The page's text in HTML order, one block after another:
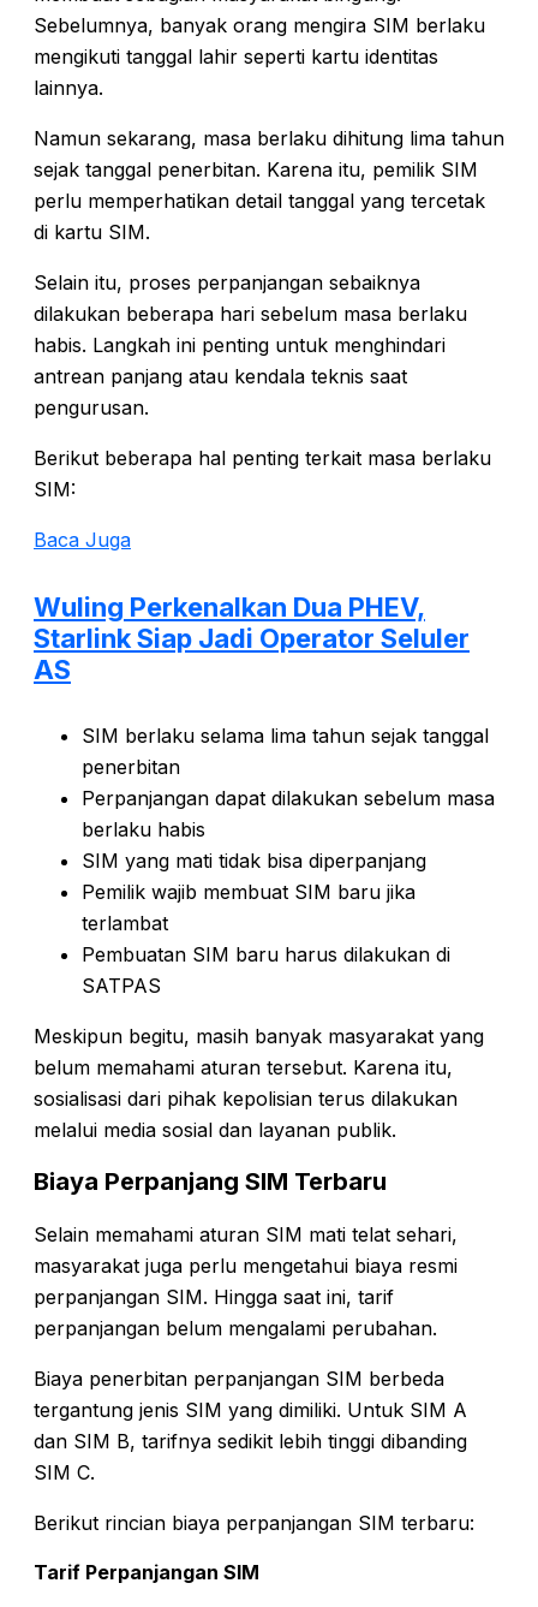
Sebelumnya, banyak orang mengira SIM berlaku
mengikuti tanggal lahir seperti kartu identitas
lainnya.
Namun sekarang, masa berlaku dihitung lima tahun
sejak tanggal penerbitan. Karena itu, pemilik SIM
perlu memperhatikan detail tanggal yang tercetak
di kartu SIM.
Selain itu, proses perpanjangan sebaiknya
dilakukan beberapa hari sebelum masa berlaku
habis. Langkah ini penting untuk menghindari
antrean panjang atau kendala teknis saat
pengurusan.
Berikut beberapa hal penting terkait masa berlaku
SIM:
Baca Juga
Wuling Perkenalkan Dua PHEV,
Starlink Siap Jadi Operator Seluler
AS
SIM berlaku selama lima tahun sejak tanggal
penerbitan
Perpanjangan dapat dilakukan sebelum masa
berlaku habis
SIM yang mati tidak bisa diperpanjang
Pemilik wajib membuat SIM baru jika
terlambat
Pembuatan SIM baru harus dilakukan di
SATPAS
Meskipun begitu, masih banyak masyarakat yang
belum memahami aturan tersebut. Karena itu,
sosialisasi dari pihak kepolisian terus dilakukan
melalui media sosial dan layanan publik.
Biaya Perpanjang SIM Terbaru
Selain memahami aturan SIM mati telat sehari,
masyarakat juga perlu mengetahui biaya resmi
perpanjangan SIM. Hingga saat ini, tarif
perpanjangan belum mengalami perubahan.
Biaya penerbitan perpanjangan SIM berbeda
tergantung jenis SIM yang dimiliki. Untuk SIM A
dan SIM B, tarifnya sedikit lebih tinggi dibanding
SIM C.
Berikut rincian biaya perpanjangan SIM terbaru:
Tarif Perpanjangan SIM